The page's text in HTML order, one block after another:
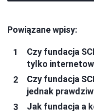
Powiązane wpisy:
Czy fundacja
tylko
Czy fundacja
jednak
Jak fundacja a